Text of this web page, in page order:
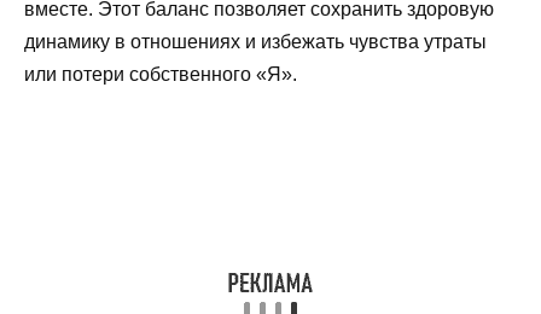
вместе. Этот баланс позволяет сохранить здоровую
динамику в отношениях и избежать чувства утраты
или потери собственного «Я».